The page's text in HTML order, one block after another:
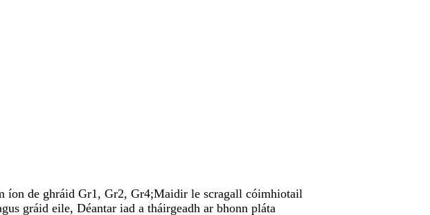
íon de ghráid Gr1, Gr2, Gr4;Maidir le scragall cóimhiotail
gráid eile, Déantar iad a tháirgeadh ar bhonn pláta